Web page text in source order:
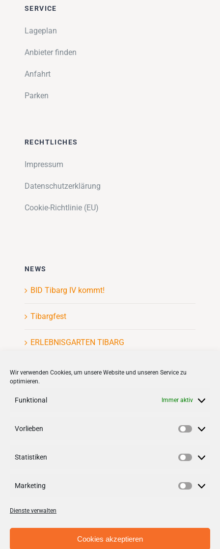
Wir verwenden Cookies, um unsere Website und unseren Service zu
optimieren.
Funktional Immer aktiv
Vorlieben
Statistiken
Marketing
Dienste verwalten
Cookies akzeptieren
SERVICE
Lageplan
Anbieter finden
Anfahrt
Parken
RECHTLICHES
Impressum
Datenschutzerklärung
Cookie-Richtlinie (EU)
NEWS
BID Tibarg IV kommt!
Tibargfest
ERLEBNISGARTEN TIBARG
Kinderflohmarkt
Follow us on